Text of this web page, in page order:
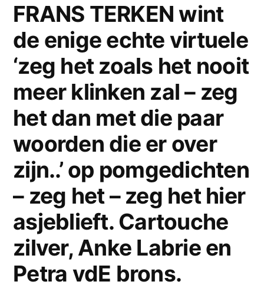
FRANS TERKEN wint
de enige echte virtuele
‘zeg het zoals het nooit
meer klinken zal – zeg
het dan met die paar
woorden die er over
zijn..’ op pomgedichten
– zeg het – zeg het hier
asjeblieft. Cartouche
zilver, Anke Labrie en
Petra vdE brons.